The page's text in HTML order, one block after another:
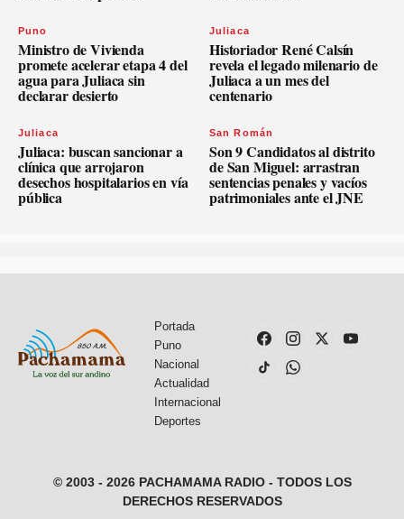
Puno
Ministro de Vivienda
promete acelerar etapa 4 del
agua para Juliaca sin
declarar desierto
Juliaca
Historiador René Calsín
revela el legado milenario de
Juliaca a un mes del
centenario
Juliaca
Juliaca: buscan sancionar a
clínica que arrojaron
desechos hospitalarios en vía
pública
San Román
Son 9 Candidatos al distrito
de San Miguel: arrastran
sentencias penales y vacíos
patrimoniales ante el JNE
Portada
Puno
Nacional
Actualidad
Internacional
Deportes
© 2003 - 2026 PACHAMAMA RADIO - TODOS LOS
DERECHOS RESERVADOS